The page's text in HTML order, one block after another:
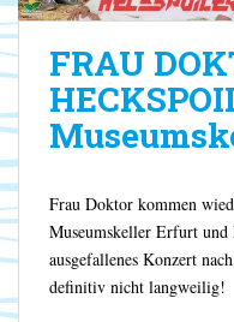
FRAU
Frau Doktor kommen
Museumskeller Erfurt
ausgefallenes Konzert
definitiv nicht langweilig!